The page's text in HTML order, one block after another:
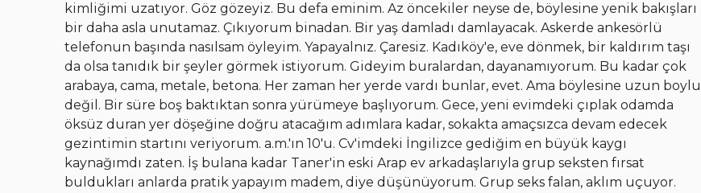
kimliğimi uzatıyor. Göz gözeyiz. Bu defa eminim. Az öncekiler neyse de, böylesine yenik bakışları
bir daha asla unutamaz. Çıkıyorum binadan. Bir yaş damladı damlayacak. Askerde ankesörlü
telefonun başında nasılsam öyleyim. Yapayalnız. Çaresiz. Kadıköy'e, eve dönmek, bir kaldırım taşı
da olsa tanıdık bir şeyler görmek istiyorum. Gideyim buralardan, dayanamıyorum. Bu kadar çok
arabaya, cama, metale, betona. Her zaman her yerde vardı bunlar, evet. Ama böylesine uzun boylu
değil. Bir süre boş baktıktan sonra yürümeye başlıyorum. Gece, yeni evimdeki çıplak odamda
öksüz duran yer döşeğine doğru atacağım adımlara kadar, sokakta amaçsızca devam edecek
gezintimin startını veriyorum. a.m.'ın 10'u. Cv'imdeki İngilizce gediğim en büyük kaygı
kaynağımdı zaten. İş bulana kadar Taner'in eski Arap ev arkadaşlarıyla grup seksten fırsat
buldukları anlarda pratik yapayım madem, diye düşünüyorum. Grup seks falan, aklım uçuyor.